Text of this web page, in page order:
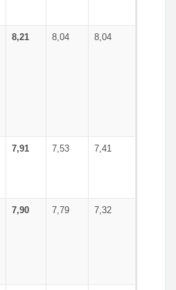
8,21 8,04 8,04
7,91 7,53 7,41
7,90 7,79 7,32